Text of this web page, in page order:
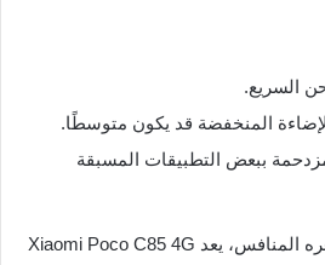
السريع.
المنخفضة قد يكون متوسطًا.
ببعض التطبيقات المسبقة
بفضل ميزاته المتنوعة وسعره المنافس، يعد Xiaomi Poco C85 4G